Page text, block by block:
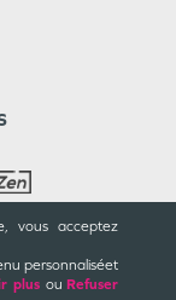
vous acceptez
personnaliséet
plusou Refuser